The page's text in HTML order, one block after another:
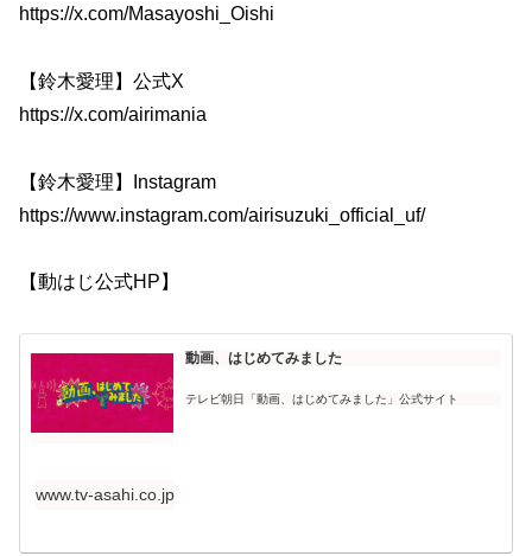
https://x.com/Masayoshi_Oishi
【鈴木愛理】公式X
https://x.com/airimania
【鈴木愛理】Instagram
https://www.instagram.com/airisuzuki_official_uf/
【動はじ公式HP】
動画、はじめてみました
テレビ朝日「動画、はじめてみました」公式サイト
www.tv-asahi.co.jp